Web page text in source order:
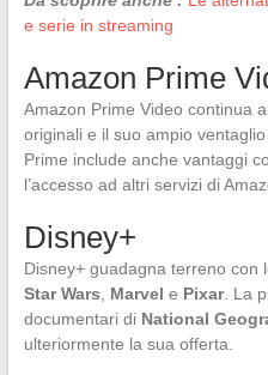
e serie in streaming
Amazon Prime
Amazon Prime Video continua
originali e il suo ampio
Prime include anche vantaggi
l’accesso ad altri servizi di
Disney+
Disney+ guadagna terreno con
Star Wars
Marvel e Pixar. La
documentari di National
ulteriormente la sua offerta.